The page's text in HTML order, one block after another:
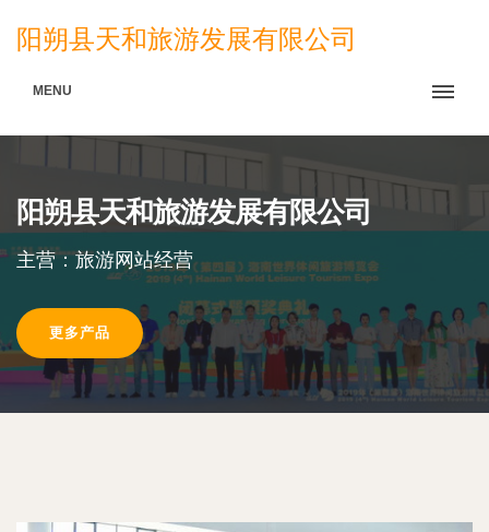
阳朔县天和旅游发展有限公司
MENU
阳朔县天和旅游发展有限公司
主营：旅游网站经营
更多产品